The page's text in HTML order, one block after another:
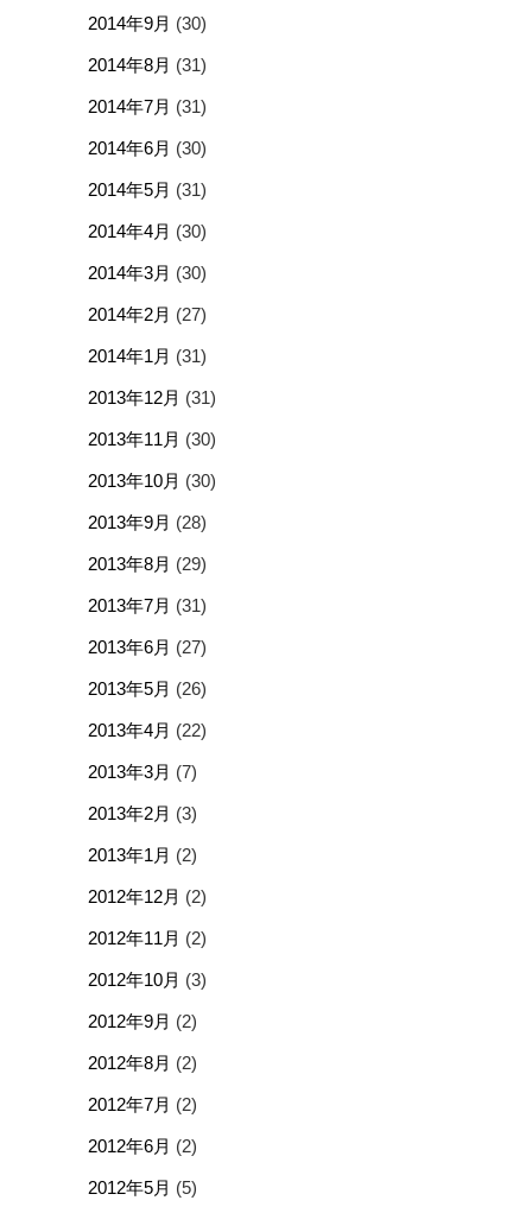
2014年9月 (30)
2014年8月 (31)
2014年7月 (31)
2014年6月 (30)
2014年5月 (31)
2014年4月 (30)
2014年3月 (30)
2014年2月 (27)
2014年1月 (31)
2013年12月 (31)
2013年11月 (30)
2013年10月 (30)
2013年9月 (28)
2013年8月 (29)
2013年7月 (31)
2013年6月 (27)
2013年5月 (26)
2013年4月 (22)
2013年3月 (7)
2013年2月 (3)
2013年1月 (2)
2012年12月 (2)
2012年11月 (2)
2012年10月 (3)
2012年9月 (2)
2012年8月 (2)
2012年7月 (2)
2012年6月 (2)
2012年5月 (5)